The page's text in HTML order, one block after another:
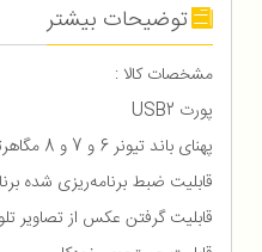
توضیحات بیشتر
مشخصات کالا :
پورت USB2
پهنای باند تیونر 6 و 7 و 8 مگاهرتز
قابلیت ضبط برنامه‌ریزی شده
قابلیت گرفتن عکس از تصاویر